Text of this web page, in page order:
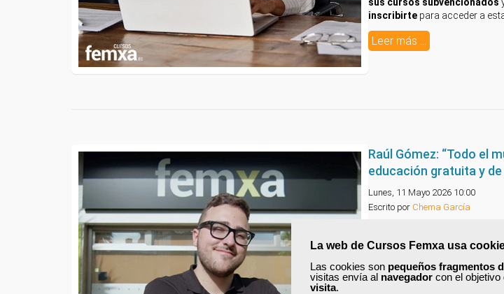
La web de Cursos Femxa usa
Las cookies son pequeños fragmentos
visitas envía al navegador con el objetivo
visita.
inscribirtepara acceder a
Leer más ...
Raúl Gómez: “Todo el
educación gratuita y de
Lunes, 11 Mayo 2026 10:00
Escrito por Chema García
especializado en becas,
nuevo embajador de Femxa
cursos subvencionados.